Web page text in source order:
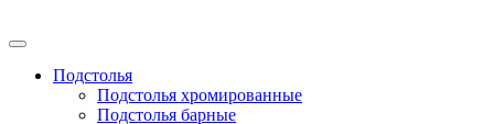
Подстолья
Подстолья хромированные
Подстолья барные